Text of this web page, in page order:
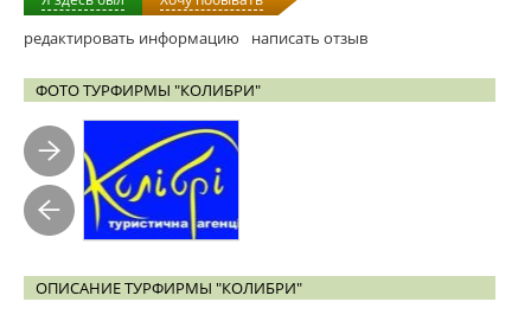
редактировать информацию написать отзыв
ФОТО ТУРФИРМЫ "КОЛИБРИ"
ОПИСАНИЕ ТУРФИРМЫ "КОЛИБРИ"